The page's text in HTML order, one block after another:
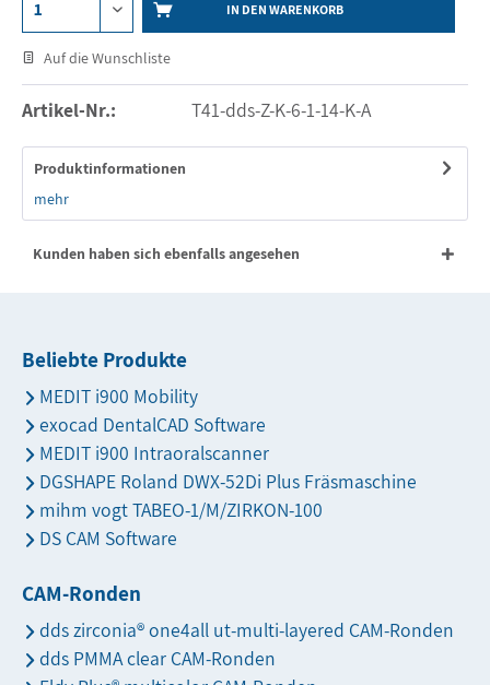
IN DEN WARENKORB
Auf die Wunschliste
Artikel-Nr.: T41-dds-Z-K-6-1-14-K-A
Produktinformationen
mehr
Kunden haben sich ebenfalls angesehen
Beliebte Produkte
MEDIT i900 Mobility
exocad DentalCAD Software
MEDIT i900 Intraoralscanner
DGSHAPE Roland DWX-52Di Plus Fräsmaschine
mihm vogt TABEO-1/M/ZIRKON-100
DS CAM Software
CAM-Ronden
dds zirconia® one4all ut-multi-layered CAM-Ronden
dds PMMA clear CAM-Ronden